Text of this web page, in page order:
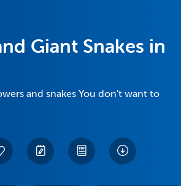
Giant Snakes in
and snakes You don't want to